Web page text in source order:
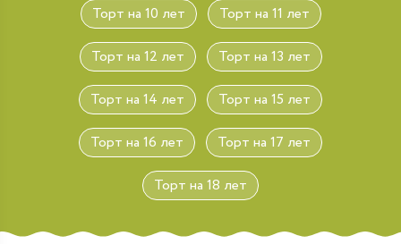
Торт на 10 лет Торт на 11 лет
Торт на 12 лет Торт на 13 лет
Торт на 14 лет Торт на 15 лет
Торт на 16 лет Торт на 17 лет
Торт на 18 лет